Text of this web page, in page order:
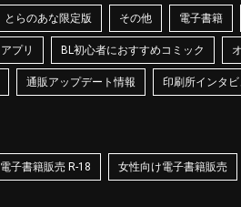
とらのあな限定版 その他 電子書籍
アプリ BL初心者におすすめコミック
通販アップデート情報 印刷所インタ
電子書籍販売 R-18 女性向け電子書籍販売